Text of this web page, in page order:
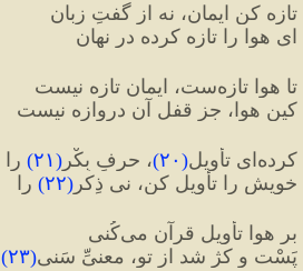
تازه کن ایمان، نه از گفتِ زبان
ای هوا را تازه کرده در نهان
تا هوا تازه‌ست، ایمان تازه نیست
کین هوا، جز قفلِ آن دروازه نیست
کرده‌ای تأویل ( ۲۰)، حرفِ بِکْر (۲۱) را
خویش را تأویل کن، نی ذِکر (۲۲) را
بر هوا تأویلِ قرآن می‌کُنی
پَسْت و کژ شد از تو، معنیِّ سَنی(۲۳)